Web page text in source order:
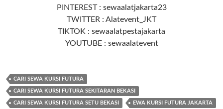
PINTEREST : sewaalatjakarta23
TWITTER : Alatevent_JKT
TIKTOK : sewaalatpestajakarta
YOUTUBE : sewaalatevent
CARI SEWA KURSI FUTURA
CARI SEWA KURSI FUTURA SEKITARAN BEKASI
CARI SEWA KURSI FUTURA SETU BEKASI EWA KURSI FUTURA JAKARTA